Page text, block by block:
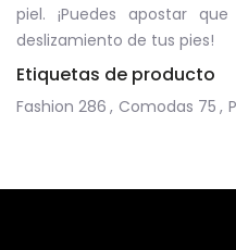
piel. ¡Puedes apostar
deslizamiento de tus pies!
Etiquetas de producto
Fashion 286 , Comodas 75 ,